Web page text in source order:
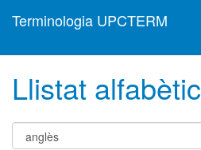
Terminologia UPCTERM
Llistat alfabètic